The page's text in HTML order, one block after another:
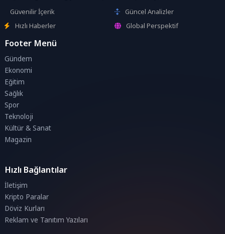
Güvenilir İçerik
Güncel Analizler
Hızlı Haberler
Global Perspektif
Footer Menü
Gündem
Ekonomi
Eğitim
Sağlık
Spor
Teknoloji
Kültür & Sanat
Magazin
Hızlı Bağlantılar
İletişim
Kripto Paralar
Döviz Kurları
Reklam ve Tanıtım Yazıları